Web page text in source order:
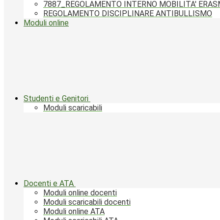
7887_REGOLAMENTO INTERNO MOBILITA'
REGOLAMENTO DISCIPLINARE ANTIBULLISMO
Moduli online
Studenti e Genitori
Moduli scaricabili
Docenti e ATA
Moduli online docenti
Moduli scaricabili docenti
Moduli online ATA